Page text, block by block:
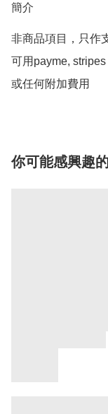
簡介
非商品項目，只作
可用payme,
或任何附加費用
你可能感興趣